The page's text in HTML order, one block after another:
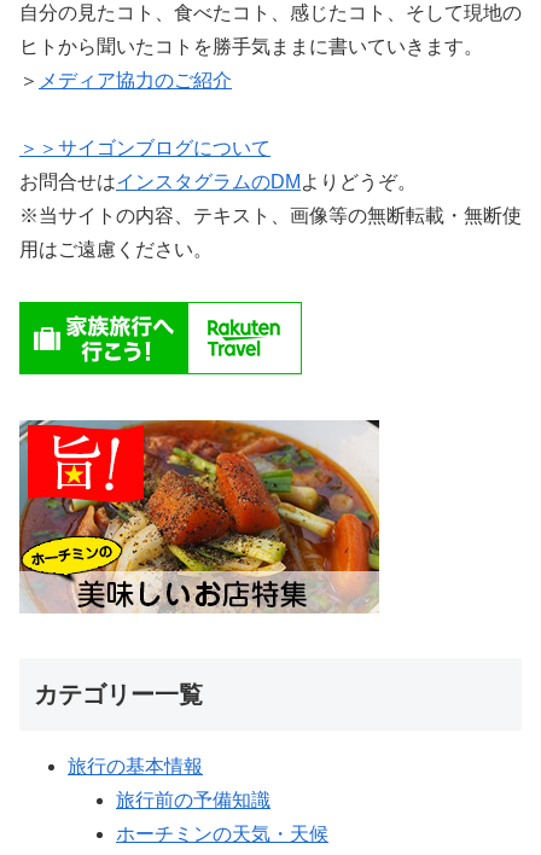
自分の見たコト、食べたコト、感じたコト、そして現地の
ヒトから聞いたコトを勝手気ままに書いていきます。
＞ メディア協力のご紹介
＞＞サイゴンブログについて
お問合せはインスタグラムのDM よりどうぞ。
※当サイトの内容、テキスト、画像等の無断転載・無断使
用はご遠慮ください。
カテゴリー一覧
旅行の基本情報
旅行前の予備知識
ホーチミンの天気・天候